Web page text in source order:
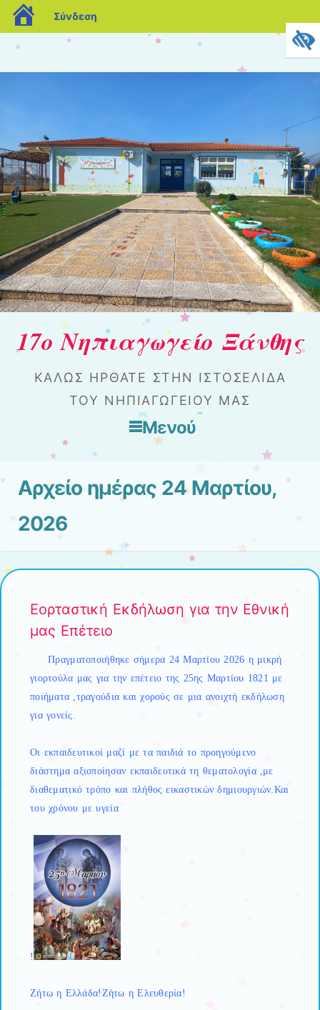
blogs.sch.gr
Σύνδεση
17ο Νηπιαγωγείο Ξάνθης
ΚΑΛΏΣ ΉΡΘΑΤΕ ΣΤΗΝ ΙΣΤΟΣΕΛΊΔΑ
ΤΟΥ ΝΗΠΙΑΓΩΓΕΊΟΥ ΜΑΣ
Μενού
Μετάβαση στο περιεχόμενο
Αρχείο ημέρας 24 Μαρτίου,
2026
Εορταστική Εκδήλωση για την Εθνική
μας Επέτειο
Πραγματοποιήθηκε σήμερα 24 Μαρτίου 2026 η μικρή
γιορτούλα μας για την επέτειο της 25ης Μαρτίου 1821 με
ποιήματα ,τραγούδια και χορούς σε μια ανοιχτή εκδήλωση
για γονείς.
Οι εκπαιδευτικοί μαζί με τα παιδιά το προηγούμενο
διάστημα αξιοποίησαν εκπαιδευτικά τη θεματολογία ,με
διαθεματικό τρόπο και πλήθος εικαστικών δημιουργιών.Και
του χρόνου με υγεία
!
Ζήτω η Ελλάδα!Ζήτω η Ελευθερία!